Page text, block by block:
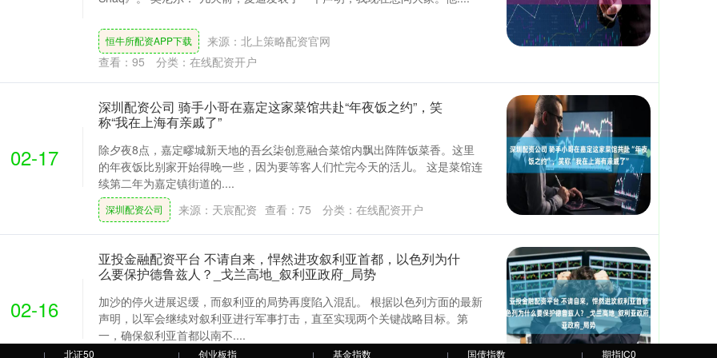
恒牛所配资APP下载
来源：北上策略配资官网
查看： 95 分类： 在线配资开户
02-17
深圳配资公司 骑手小哥在嘉定这家菜馆共赴“年夜饭之约”，笑
称“我在上海有亲戚了”
除夕夜8点，嘉定疁城新天地的吾幺柒创意融合菜馆内飘出阵阵饭菜香。这里
的年夜饭比别家开始得晚一些，因为要等客人们忙完今天的活儿。 这是菜馆连
续第二年为嘉定镇街道的....
深圳配资公司 来源：天宸配资 查看： 75 分类： 在线配资开户
02-16
亚投金融配资平台 不请自来，悍然进攻叙利亚首都，以色列为什
么要保护德鲁兹人？_戈兰高地_叙利亚政府_局势
加沙的停火进展迟缓，而叙利亚的局势再度陷入混乱。 根据以色列方面的最新
声明，以军会继续对叙利亚进行军事打击，直至实现两个关键战略目标。第
一，确保叙利亚首都以南不....
北证50 创业板指 基金指数 国债指数 期指IC0